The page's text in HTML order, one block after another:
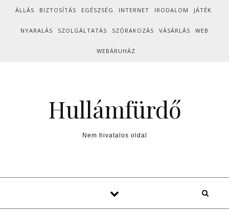
Skip to content
ÁLLÁS BIZTOSÍTÁS EGÉSZSÉG INTERNET IRODALOM JÁTÉK
NYARALÁS SZOLGÁLTATÁS SZÓRAKOZÁS VÁSÁRLÁS WEB
WEBÁRUHÁZ
Hullámfürdő
Nem hivatalos oldal